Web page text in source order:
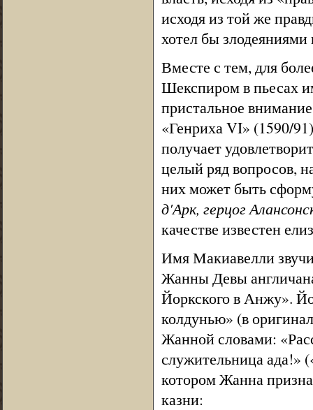
исходя из той же
хотел бы злодеяниями
Вместе с тем, для
Шекспиром в пьесах
пристальное
«Генриха VI» (1590/
получает
целый ряд вопросов,
них может быть
д'Арк, герцог
качестве известен
Имя Макиавелли
Жанны Девы
Йоркского в Анжу».
колдунью» (в
Жанной словами:
служительница ада!»
котором Жанна
казни: